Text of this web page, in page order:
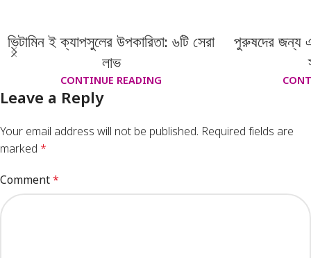
ভিটামিন ই ক্যাপসুলের উপকারিতা: ৬টি সেরা
লাভ
CONTINUE READING
পুরুষদের জন্য
Leave a Reply
Your email address will not be published. Required fields are
marked *
Comment*